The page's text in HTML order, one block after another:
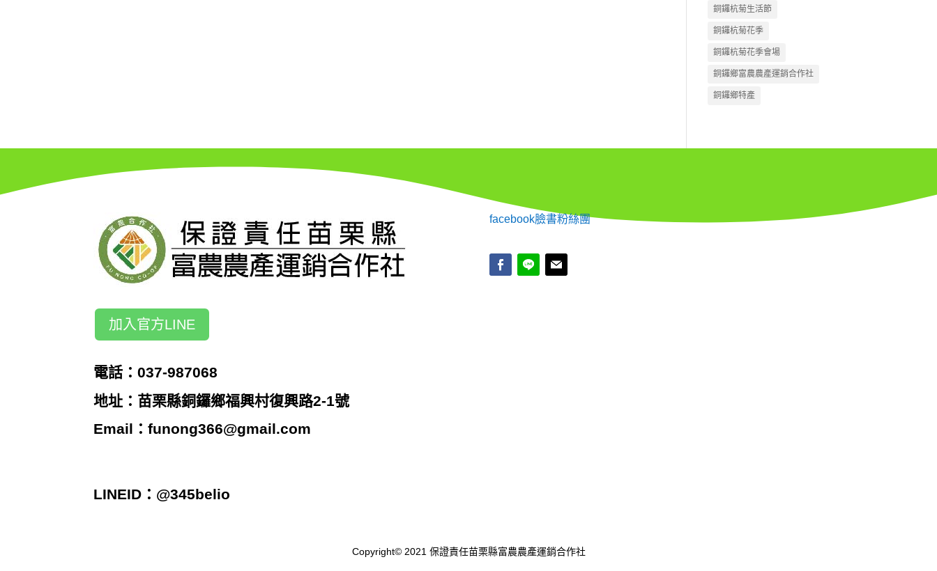
銅鑼杭菊生活節
銅鑼杭菊花季
銅鑼杭菊花季會場
銅鑼鄉富農農產運銷合作社
銅鑼鄉特產
加入官方LINE
電話：037-987068
地址：苗栗縣銅鑼鄉福興村復興路2-1號
Email：funong366@gmail.com
LINEID：@345belio
facebook臉書粉絲團
Copyright© 2021 保證責任苗栗縣富農農產運銷合作社